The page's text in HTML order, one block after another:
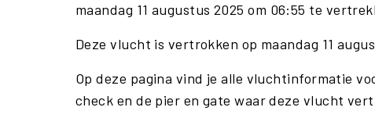
maandag 11 augustus 2025 om 06:55 te
Deze vlucht is vertrokken op maandag 11
Op deze pagina vind je alle vluchtinformatie
check en de pier en gate waar deze vlucht